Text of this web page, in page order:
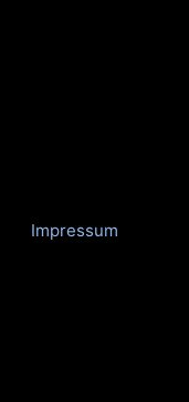
Impressum